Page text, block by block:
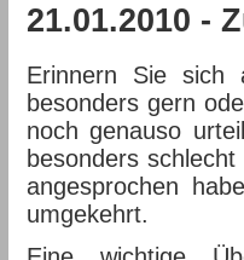
21.01.2010 -
Erinnern Sie sich
besonders gern
noch genauso
besonders
angesprochen
umgekehrt.